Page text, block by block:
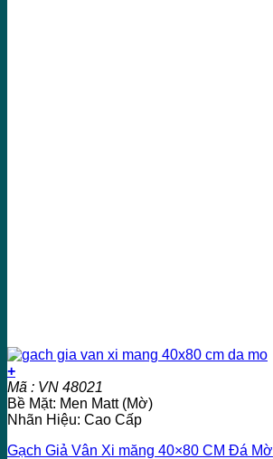
+
Mã : VN 48021
Bề Mặt: Men Matt (Mờ)
Nhãn Hiệu: Cao Cấp
Gạch Giả Vân Xi măng 40×80 CM Đá Mờ